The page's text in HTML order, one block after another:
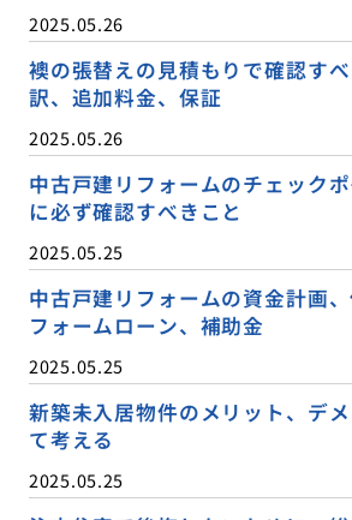
2025.05.26
襖の張替えの見積もりで確認す
訳、追加料金、保証
2025.05.26
中古戸建リフォームのチェック
に必ず確認すべきこと
2025.05.25
中古戸建リフォームの資金計画
フォームローン、補助金
2025.05.25
新築未入居物件のメリット、デ
て考える
2025.05.25